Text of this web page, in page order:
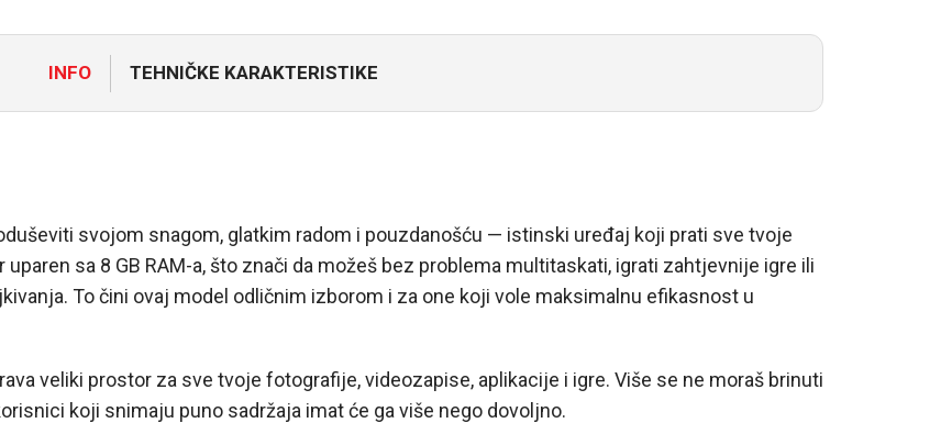
INFO TEHNIČKE KARAKTERISTIKE
svojom snagom, glatkim radom i pouzdanošću — istinski uređaj koji prati sve tvoje
sa 8 GB RAM-a, što znači da možeš bez problema multitaskati, igrati zahtjevnije igre ili
To čini ovaj model odličnim izborom i za one koji vole maksimalnu efikasnost u
veliki prostor za sve tvoje fotografije, videozapise, aplikacije i igre. Više se ne moraš brinuti
koji snimaju puno sadržaja imat će ga više nego dovoljno.